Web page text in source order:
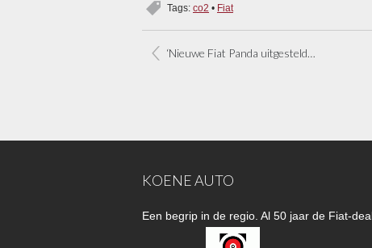
Tags: co2 • Fiat
‘Nieuwe Fiat Panda uitgesteld tot 2012’
KOENE AUTO
Een begrip in de regio. Al 50 jaar de Fiat-